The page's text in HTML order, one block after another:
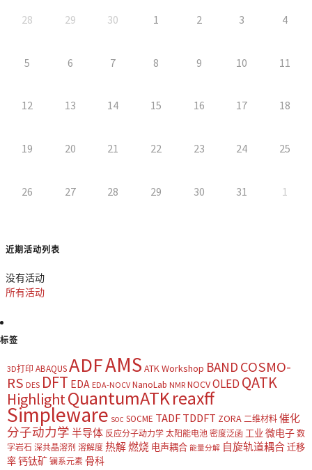
28 29 30 1 2 3 4
5 6 7 8 9 10 11
12 13 14 15 16 17 18
19 20 21 22 23 24 25
26 27 28 29 30 31 1
近期活动列表
没有活动
所有活动
标签
3D打印 ABAQUSADFAMS ATK Workshop BAND COSMO-
RS DES DFT EDA EDA-NOCV NanoLab NMR NOCVOLED QATK
HighlightQuantumATKreaxff
Simpleware SOC SOCME TADF TDDFT ZORA 二维材料 催化
分子动力学 半导体 反应分子动力学 太阳能电池 密度泛函 工业 微电子 数
字岩石 深共晶溶剂 溶解度 热解燃烧 电声耦合 能量分解 自旋轨道耦合迁移
率钙钛矿 镧系元素 骨科